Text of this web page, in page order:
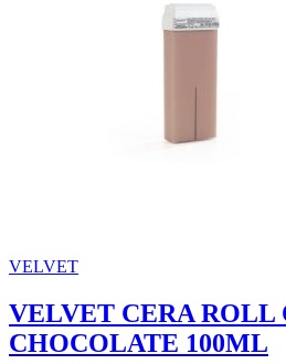
VELVET
VELVET CERA ROLL
CHOCOLATE 100ML